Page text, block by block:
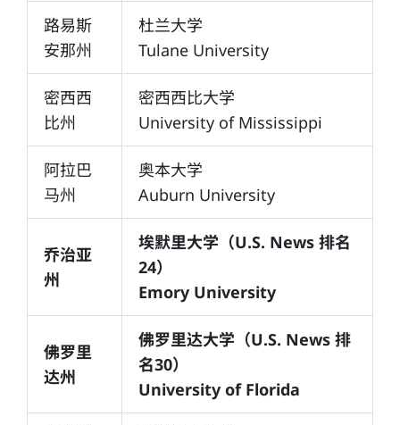
路易斯
安那州
杜兰大学
Tulane University
密西西
比州
密西西比大学
University of Mississippi
阿拉巴
马州
奥本大学
Auburn University
乔治亚
州
埃默里大学（U.S. News 排名
24）
Emory University
佛罗里
达州
佛罗里达大学（U.S. News 排
名30）
University of Florida